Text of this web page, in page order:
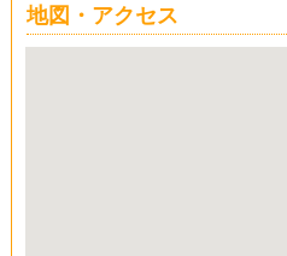
地図・アクセス